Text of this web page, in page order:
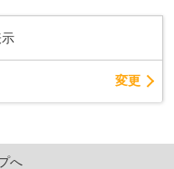
変更
へ